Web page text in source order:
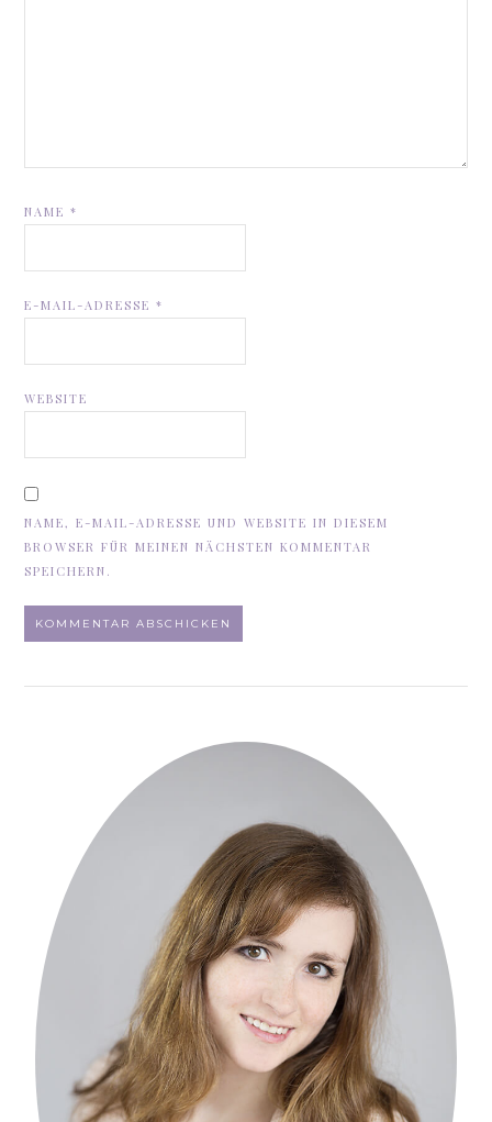
NAME*
E-MAIL-ADRESSE*
WEBSITE
NAME, E-MAIL-ADRESSE UND WEBSITE IN DIESEM
BROWSER FÜR MEINEN NÄCHSTEN KOMMENTAR
SPEICHERN.